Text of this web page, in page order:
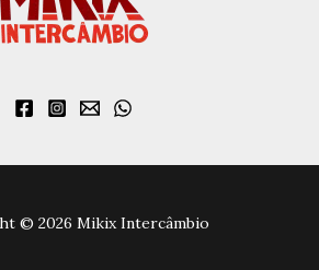
© 2026 Mikix Intercâmbio